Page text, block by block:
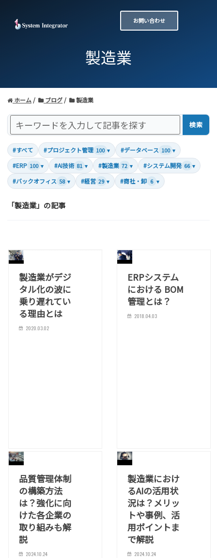
お問い合わせ
製造業
ホーム ブログ 製造業
検索
#すべて #プロジェクト管理 100 ▾ #データベース 100 ▾
#ERP 100 ▾ #AI技術 81 ▾ #製造業 72 ▾ #システム開発 66 ▾
#バックオフィス 58 ▾ #経営 29 ▾ #商社・卸 6 ▾
「製造業」の記事
製造業がデジ
タル化の波に
乗り遅れてい
る理由とは
2020.03.02
ERPシステム
における BOM
管理とは？
2018.04.03
品質管理体制
の構築方法
は？強化に向
けた各企業の
取り組みも解
説
2024.10.24
製造業におけ
るAIの活用状
況は？メリッ
トや事例、活
用ポイントま
で解説
2024.10.24